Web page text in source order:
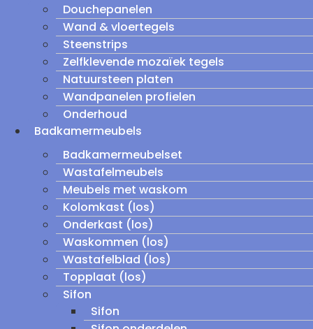
Douchepanelen
Wand & vloertegels
Steenstrips
Zelfklevende mozaïek tegels
Natuursteen platen
Wandpanelen profielen
Onderhoud
Badkamermeubels
Badkamermeubelset
Wastafelmeubels
Meubels met waskom
Kolomkast (los)
Onderkast (los)
Waskommen (los)
Wastafelblad (los)
Topplaat (los)
Sifon
Sifon